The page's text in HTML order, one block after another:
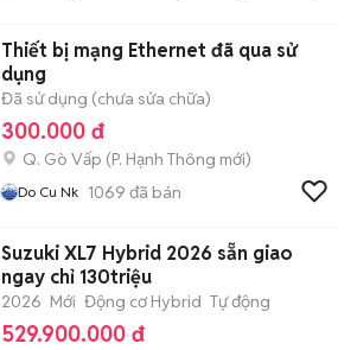
Thiết bị mạng Ethernet đã qua sử
dụng
Đã sử dụng (chưa sửa chữa)
300.000 đ
Q. Gò Vấp (P. Hạnh Thông mới)
Do Cu Nk 1069 đã bán
Suzuki XL7 Hybrid 2026 sẵn giao
ngay chỉ 130triệu
2026 Mới Động cơ Hybrid Tự động
529.900.000 đ